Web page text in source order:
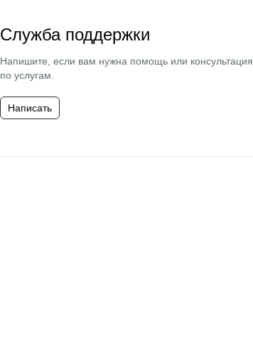
Служба поддержки
Напишите, если вам нужна помощь или консультация
по услугам.
Написать